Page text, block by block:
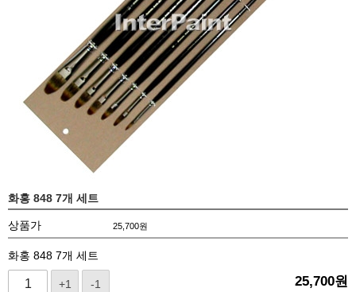
화홍 848 7개 세트
상품가 25,700원
화홍 848 7개 세트
+1 -1 25,700원